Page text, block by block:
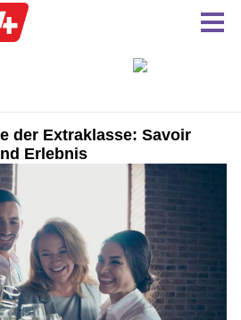
der Extraklasse: Savoir
Erlebnis